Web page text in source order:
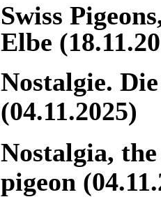
Swiss
Elbe
Nostalgie.
(04.11.2025)
Nostalgia,
pigeon